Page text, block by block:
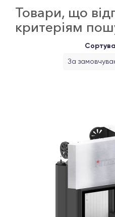
Товари, що
критеріям
За